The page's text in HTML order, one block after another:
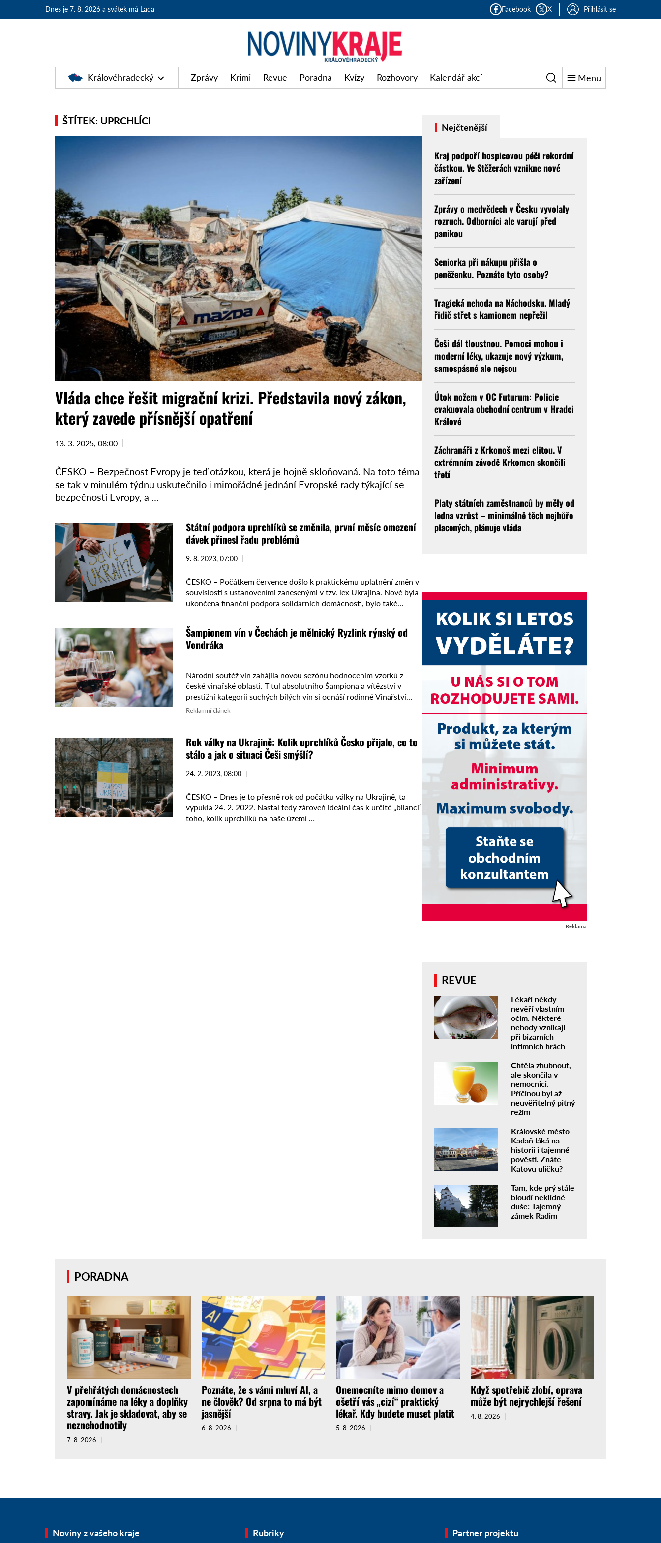
Dnes je 7. 8. 2026 a svátek má Lada Facebook X Přihlásit se
Královéhradecký Zprávy Krimi Revue Poradna Kvízy Rozhovory Kalendář akcí Menu
ŠTÍTEK: UPRCHLÍCI
Vláda chce řešit migrační krizi. Představila nový zákon,
který zavede přísnější opatření
13. 3. 2025, 08:00
ČESKO – Bezpečnost Evropy je teď otázkou, která je hojně skloňovaná. Na toto téma
se tak v minulém týdnu uskutečnilo i mimořádné jednání Evropské rady týkající se
bezpečnosti Evropy, a …
Státní podpora uprchlíků se změnila, první měsíc omezení
dávek přinesl řadu problémů
9. 8. 2023, 07:00
ČESKO – Počátkem července došlo k praktickému uplatnění změn v
souvislosti s ustanoveními zanesenými v tzv. lex Ukrajina. Nově byla
ukončena finanční podpora solidárních domácností, bylo také
Šampionem vín v Čechách je mělnický Ryzlink rýnský od
Vondráka
Národní soutěž vín zahájila novou sezónu hodnocením vzorků z
české vinařské oblasti. Titul absolutního Šampiona a vítězství v
prestižní kategorii suchých bílých vín si odnáší rodinné Vinařství
Vondrák z Mělníka ...
Reklamní článek
Rok války na Ukrajině: Kolik uprchlíků Česko přijalo, co to
stálo a jak o situaci Češi smýšlí?
24. 2. 2023, 08:00
ČESKO – Dnes je to přesně rok od počátku války na Ukrajině, ta
vypukla 24. 2. 2022. Nastal tedy zároveň ideální čas k určité „bilanci“
toho, kolik uprchlíků na naše území …
Nejčtenější
Kraj podpoří hospicovou péči rekordní
částkou. Ve Stěžerách vznikne nové
zařízení
Zprávy o medvědech v Česku vyvolaly
rozruch. Odborníci ale varují před
panikou
Seniorka při nákupu přišla o
peněženku. Poznáte tyto osoby?
Tragická nehoda na Náchodsku. Mladý
řidič střet s kamionem nepřežil
Češi dál tloustnou. Pomoci mohou i
moderní léky, ukazuje nový výzkum,
samospásné ale nejsou
Útok nožem v OC Futurum: Policie
evakuovala obchodní centrum v Hradci
Králové
Záchranáři z Krkonoš mezi elitou. V
extrémním závodě Krkomen skončili
třetí
Platy státních zaměstnanců by měly od
ledna vzrůst – minimálně těch nejhůře
placených, plánuje vláda
Reklama
REVUE
Lékaři někdy
nevěří vlastním
očím. Některé
nehody vznikají
při bizarních
intimních hrách
Chtěla zhubnout,
ale skončila v
nemocnici.
Příčinou byl až
neuvěřitelný pitný
režim
Královské město
Kadaň láká na
historii i tajemné
pověsti. Znáte
Katovu uličku?
Tam, kde prý stále
bloudí neklidné
duše: Tajemný
zámek Radim
PORADNA
V přehřátých domácnostech
zapomínáme na léky a doplňky
stravy. Jak je skladovat, aby se
neznehodnotily
7. 8. 2026
Poznáte, že s vámi mluví AI, a
ne člověk? Od srpna to má být
jasnější
6. 8. 2026
Onemocníte mimo domov a
ošetří vás „cizí“ praktický
lékař. Kdy budete muset platit
5. 8. 2026
Když spotřebič zlobí, oprava
může být nejrychlejší řešení
4. 8. 2026
Noviny z vašeho kraje Rubriky Partner projektu